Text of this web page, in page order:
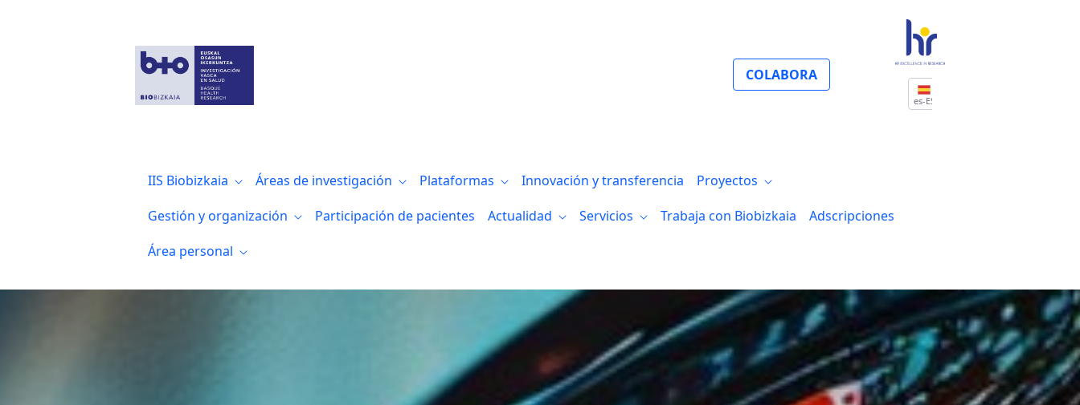
COLABORA
es-ES
IIS Biobizkaia Áreas de investigación Plataformas Innovación y transferencia
Proyectos
Gestión y organización
Participación de pacientes Actualidad Servicios Trabaja con Biobizkaia
Adscripciones
Área personal